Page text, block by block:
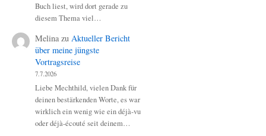
Buch liest, wird dort gerade zu
diesem Thema viel…
Melina zu Aktueller Bericht
über meine jüngste
Vortragsreise
7.7.2026
Liebe Mechthild, vielen Dank für
deinen bestärkenden Worte, es war
wirklich ein wenig wie ein déjà-vu
oder déjà-écouté seit deinem…